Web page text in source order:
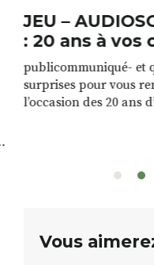
JEU –
: 20 ans à vos
publicommuniqué- et
surprises pour vous
l’occasion des 20 ans
sont à gagner,
12h à […]
Vous